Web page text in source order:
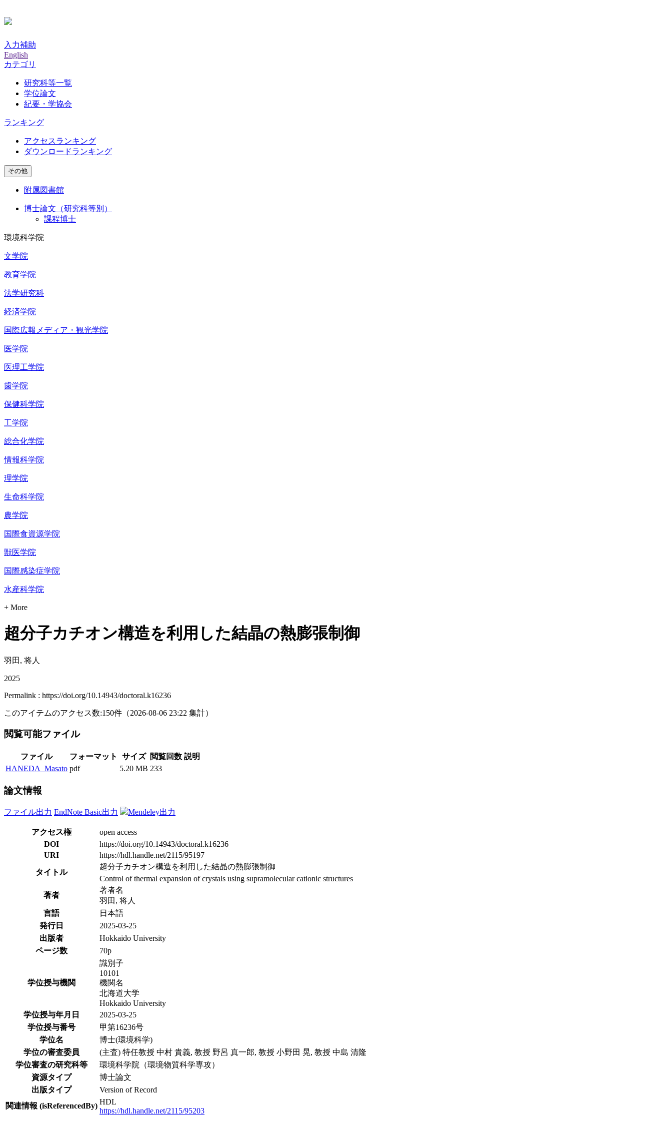
入力補助
English
カテゴリ
研究科等一覧
学位論文
紀要・学協会
ランキング
アクセスランキング
ダウンロードランキング
その他
附属図書館
博士論文（研究科等別）
課程博士
環境科学院
文学院
教育学院
法学研究科
経済学院
国際広報メディア・観光学院
医学院
医理工学院
歯学院
保健科学院
工学院
総合化学院
情報科学院
理学院
生命科学院
農学院
国際食資源学院
獣医学院
国際感染症学院
水産科学院
+ More
超分子カチオン構造を利用した結晶の熱膨張制御
羽田, 将人
2025
Permalink : https://doi.org/10.14943/doctoral.k16236
このアイテムのアクセス数:150件 （2026-08-06 23:22 集計）
閲覧可能ファイル
ファイル フォーマット サイズ 閲覧回数 説明
HANEDA_Masato pdf 5.20 MB 233
論文情報
ファイル出力 EndNote Basic出力 Mendeley出力
アクセス権
open access
DOI
https://doi.org/10.14943/doctoral.k16236
URI
https://hdl.handle.net/2115/95197
タイトル
超分子カチオン構造を利用した結晶の熱膨張制御
Control of thermal expansion of crystals using supramolecular cationic structures
著者
著者名
羽田, 将人
言語
日本語
発行日
2025-03-25
出版者
Hokkaido University
ページ数
70p
学位授与機関
識別子
10101
機関名
北海道大学
Hokkaido University
学位授与年月日
2025-03-25
学位授与番号
甲第16236号
学位名
博士(環境科学)
学位の審査委員
(主査) 特任教授 中村 貴義, 教授 野呂 真一郎, 教授 小野田 晃, 教授 中島 清隆
学位審査の研究科等
環境科学院（環境物質科学専攻）
資源タイプ
博士論文
出版タイプ
Version of Record
関連情報 (isReferencedBy) HDL
https://hdl.handle.net/2115/95203